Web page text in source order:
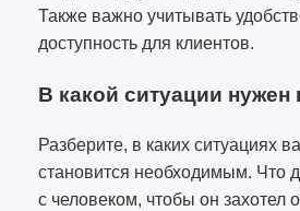
Также важно учитывать
доступность для клиентов.
В какой ситуации нужен
Разберите, в каких ситуациях
становится необходимым. Что
с человеком, чтобы он захотел